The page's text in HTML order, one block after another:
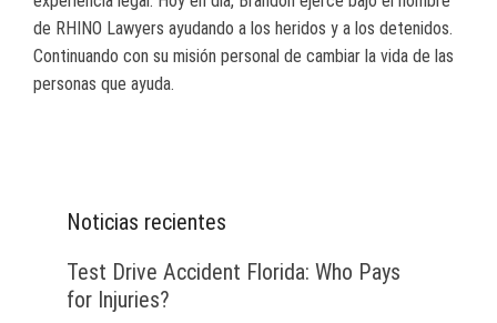
de RHINO Lawyers ayudando a los heridos y a los detenidos.
Continuando con su misión personal de cambiar la vida de las
personas que ayuda.
Noticias recientes
Test Drive Accident Florida: Who Pays
for Injuries?